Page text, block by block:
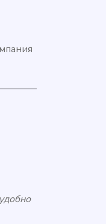
удобно